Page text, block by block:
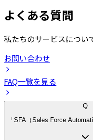
よくある質問
私たちのサービスについ
お問い合わせ
FAQ一覧を見る
Q
「SFA（Sales Force